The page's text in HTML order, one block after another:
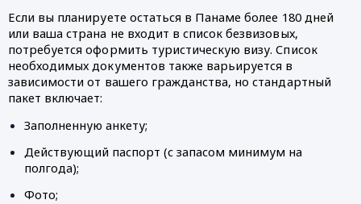
Если вы планируете остаться в Панаме более 180 дней
или ваша страна не входит в список безвизовых,
потребуется оформить туристическую визу. Список
необходимых документов также варьируется в
зависимости от вашего гражданства, но стандартный
пакет включает:
Заполненную анкету;
Действующий паспорт (с запасом минимум на
полгода);
Фото;